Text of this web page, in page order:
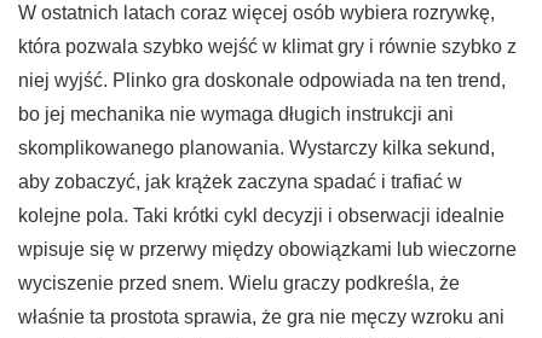
W ostatnich latach coraz więcej osób wybiera rozrywkę,
która pozwala szybko wejść w klimat gry i równie szybko z
niej wyjść. Plinko gra doskonale odpowiada na ten trend,
bo jej mechanika nie wymaga długich instrukcji ani
skomplikowanego planowania. Wystarczy kilka sekund,
aby zobaczyć, jak krążek zaczyna spadać i trafiać w
kolejne pola. Taki krótki cykl decyzji i obserwacji idealnie
wpisuje się w przerwy między obowiązkami lub wieczorne
wyciszenie przed snem. Wielu graczy podkreśla, że
właśnie ta prostota sprawia, że gra nie męczy wzroku ani